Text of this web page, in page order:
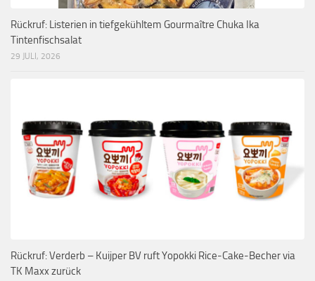
Rückruf: Listerien in tiefgekühltem Gourmaître Chuka Ika
Tintenfischsalat
29 JULI, 2026
Rückruf: Verderb – Kuijper BV ruft Yopokki Rice-Cake-Becher via
TK Maxx zurück